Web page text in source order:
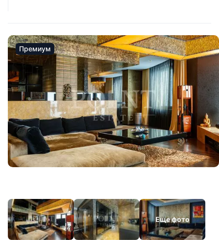
Премиум
Еще фото